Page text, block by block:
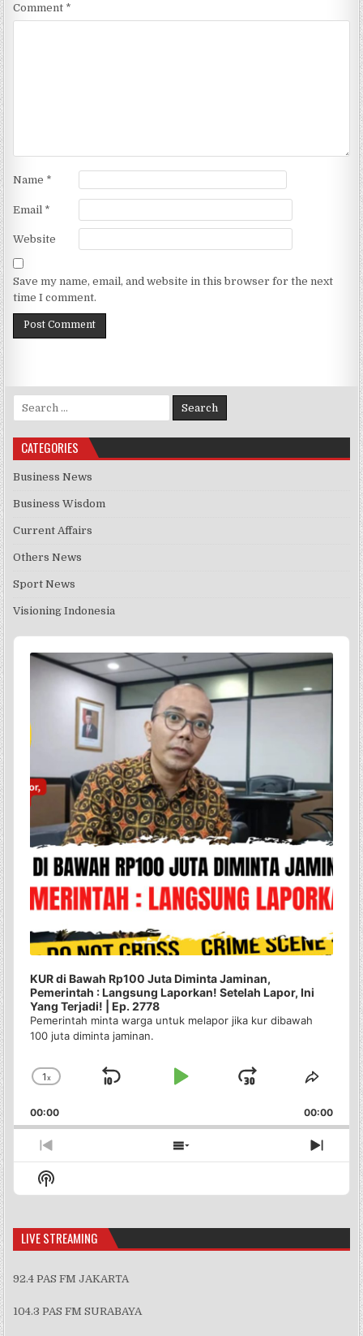
Comment *
Name *
Email *
Website
Save my name, email, and website in this browser for the next
time I comment.
Search for:
CATEGORIES
Business News
Business Wisdom
Current Affairs
Others News
Sport News
Visioning Indonesia
Audio
Player
KUR di Bawah Rp100 Juta Diminta Jaminan,
Pemerintah : Langsung Laporkan! Setelah Lapor, Ini
Yang Terjadi! | Ep. 2778
Pemerintah minta warga untuk melapor jika kur dibawah
100 juta diminta jaminan.
Change
Rate
1x
Skip
Play
Jump
Forward
Share
00:00 00:00
Previous
Episode
Show
Episodes
Next
Show
Podcast
LIVE STREAMING
92.4 PAS FM JAKARTA
104.3 PAS FM SURABAYA